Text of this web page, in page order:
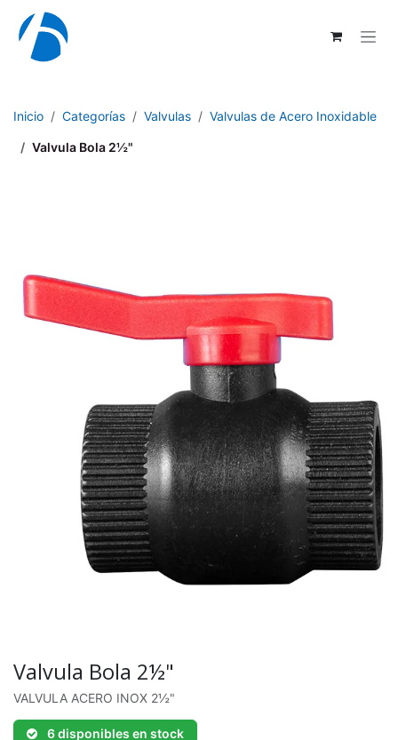
Ir al contenido
Inicio Categorías Valvulas Valvulas de Acero Inoxidable
Valvula Bola 2½"
Valvula Bola 2½"
VALVULA ACERO INOX 2½"
6 disponibles en stock